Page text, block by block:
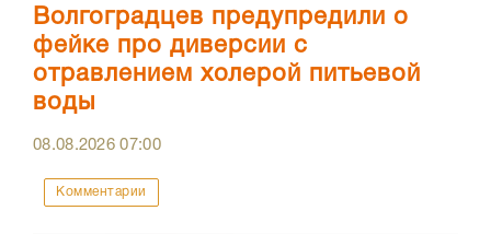
Волгоградцев предупредили о
фейке про диверсии с
отравлением холерой питьевой
воды
08.08.202607:00
Комментарии